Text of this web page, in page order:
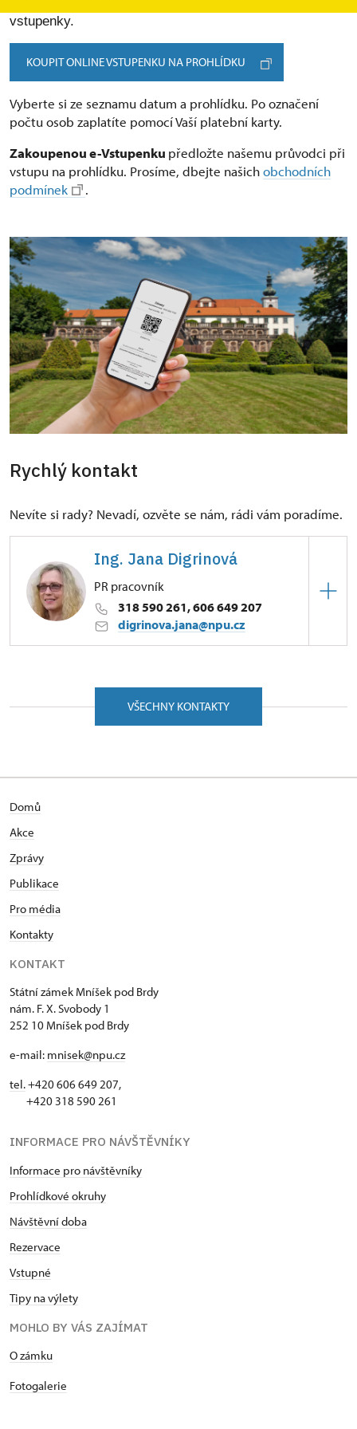
vstupenky.
KOUPIT ONLINE VSTUPENKU NA PROHLÍDKU
Vyberte si ze seznamu datum a prohlídku. Po označení
počtu osob zaplatíte pomocí Vaší platební karty.
Zakoupenou e-Vstupenku předložte našemu průvodci při
vstupu na prohlídku. Prosíme, dbejte našichobchodních
podmínek
.
Rychlý kontakt
Nevíte si rady? Nevadí, ozvěte se nám, rádi vám poradíme.
Ing. Jana Digrinová
PR pracovník
318 590 261, 606 649 207
digrinova.jana@npu.cz
náměstí F. X. Svobody 1/, Mníšek pod Brdy
25210
2000 se s rodinou přestěhovala do Prahy a později
jako vedoucí depozitáře, později jako zástupce
kastelána a od konce roku 2006 až do současnosti
zaměřuje na tvorbu kulturních a výukových
programů pro základní a mateřské školy a zábavné
programy pro rodiny s dětmi.
VŠECHNY KONTAKTY
Domů
Akce
Zprávy
Publikace
Pro média
Kontakty
KONTAKT
Státní zámek Mníšek pod Brdy
nám. F. X. Svobody 1
252 10 Mníšek pod Brdy
e-mail: mnisek@npu.cz
tel.+420 606 649 207,
+420 318 590 261
INFORMACE PRO NÁVŠTĚVNÍKY
Informace pro návštěvníky
Prohlídkové okruhy
Návštěvní doba
Rezervace
Vstupné
Tipy na výlety
MOHLO BY VÁS ZAJÍMAT
O zámku
Fotogalerie